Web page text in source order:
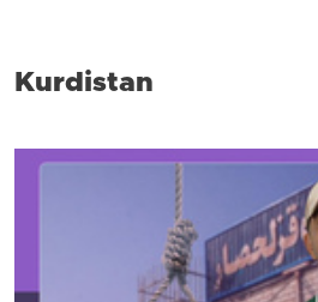
Kurdistan